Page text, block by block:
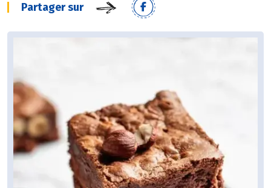
Partager sur